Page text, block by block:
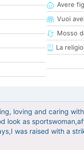
Avere
Vuoi
Mosso
La
loving and caring
look as
was raised with a